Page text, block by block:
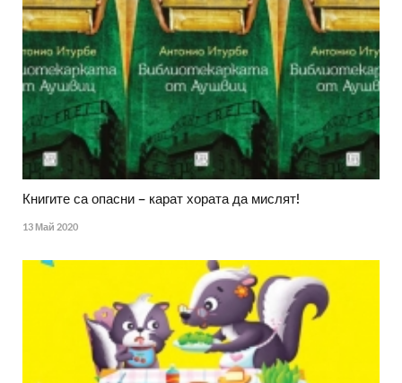
Книгите са опасни – карат хората да мислят!
13 Май 2020